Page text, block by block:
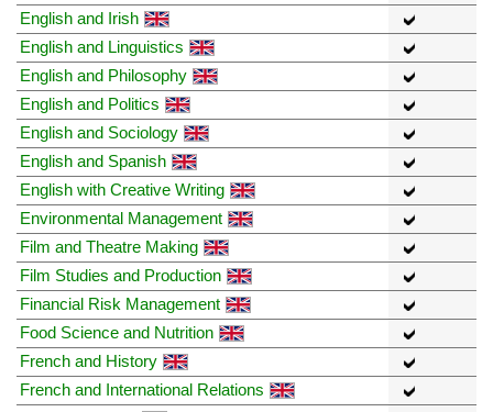
English and Irish
English and Linguistics
English and Philosophy
English and Politics
English and Sociology
English and Spanish
English with Creative Writing
Environmental Management
Film and Theatre Making
Film Studies and Production
Financial Risk Management
Food Science and Nutrition
French and History
French and International Relations